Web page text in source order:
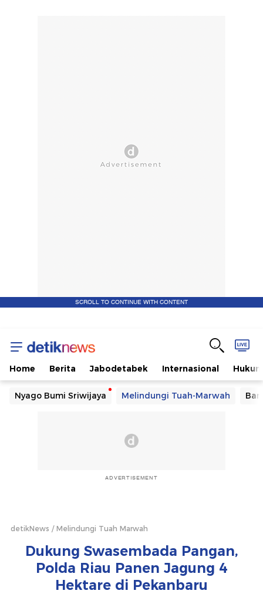
SCROLL TO CONTINUE WITH CONTENT
Home Berita Jabodetabek Internasional Hukum
Nyago Bumi Sriwijaya Melindungi Tuah-Marwah
ADVERTISEMENT
detikNews Melindungi Tuah Marwah
Dukung Swasembada Pangan,
Polda Riau Panen Jagung 4
Hektare di Pekanbaru